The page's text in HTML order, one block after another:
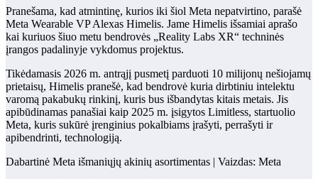
Pranešama, kad atmintinę, kurios iki šiol Meta nepatvirtino, parašė
Meta Wearable VP Alexas Himelis. Jame Himelis išsamiai aprašo
kai kuriuos šiuo metu bendrovės „Reality Labs XR“ techninės
įrangos padalinyje vykdomus projektus.
Tikėdamasis 2026 m. antrąjį pusmetį parduoti 10 milijonų nešiojamų
prietaisų, Himelis pranešė, kad bendrovė kuria dirbtiniu intelektu
varomą pakabukų rinkinį, kuris bus išbandytas kitais metais. Jis
apibūdinamas panašiai kaip 2025 m. įsigytos Limitless, startuolio
Meta, kuris sukūrė įrenginius pokalbiams įrašyti, perrašyti ir
apibendrinti, technologiją.
Dabartinė Meta išmaniųjų akinių asortimentas | Vaizdas: Meta